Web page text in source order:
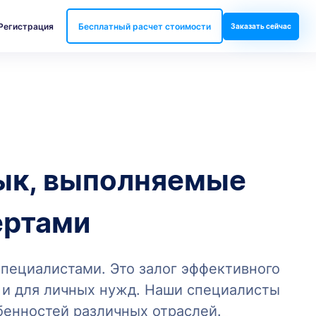
Бесплатный расчет стоимости Заказать сейчас
выполняемые
Это залог эффективного
для личных нужд. Наши специалисты
различных отраслей.